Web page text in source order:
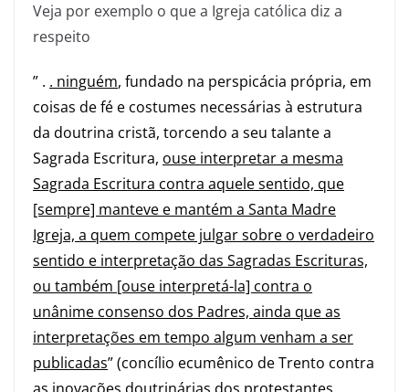
Veja por exemplo o que a Igreja católica diz a
respeito
” . . ninguém, fundado na perspicácia própria, em
coisas de fé e costumes necessárias à estrutura
da doutrina cristã, torcendo a seu talante a
Sagrada Escritura, ouse interpretar a mesma
Sagrada Escritura contra aquele sentido, que
[sempre] manteve e mantém a Santa Madre
Igreja, a quem compete julgar sobre o verdadeiro
sentido e interpretação das Sagradas Escrituras,
ou também [ouse interpretá-la] contra o
unânime consenso dos Padres, ainda que as
interpretações em tempo algum venham a ser
publicadas” (concílio ecumênico de Trento contra